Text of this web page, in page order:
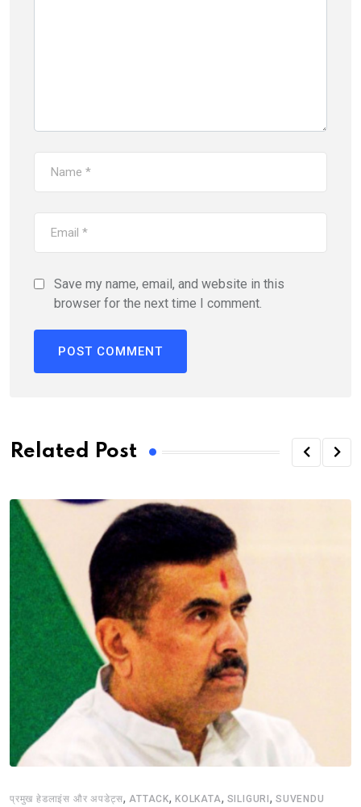
Save my name, email, and website in this
browser for the next time I comment.
Related Post
प्रमुख हेडलाइंस और अपडेट्स,ATTACK,KOLKATA, SILIGURI,SUVENDU